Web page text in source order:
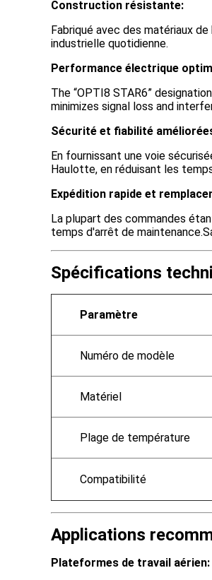
Construction résistante:
Fabriqué avec des matériaux
industrielle quotidienne.
Performance électrique
The “OPTI8 STAR6”
minimizes signal loss and
Sécurité et fiabilité
En fournissant une voie
Haulotte, en réduisant les
Expédition rapide et
La plupart des commandes
temps d'arrêt de
Spécifications
Paramètre
Numéro de modèle
Matériel
Plage de température
Compatibilité
Applications
Plateformes de travail aérien: